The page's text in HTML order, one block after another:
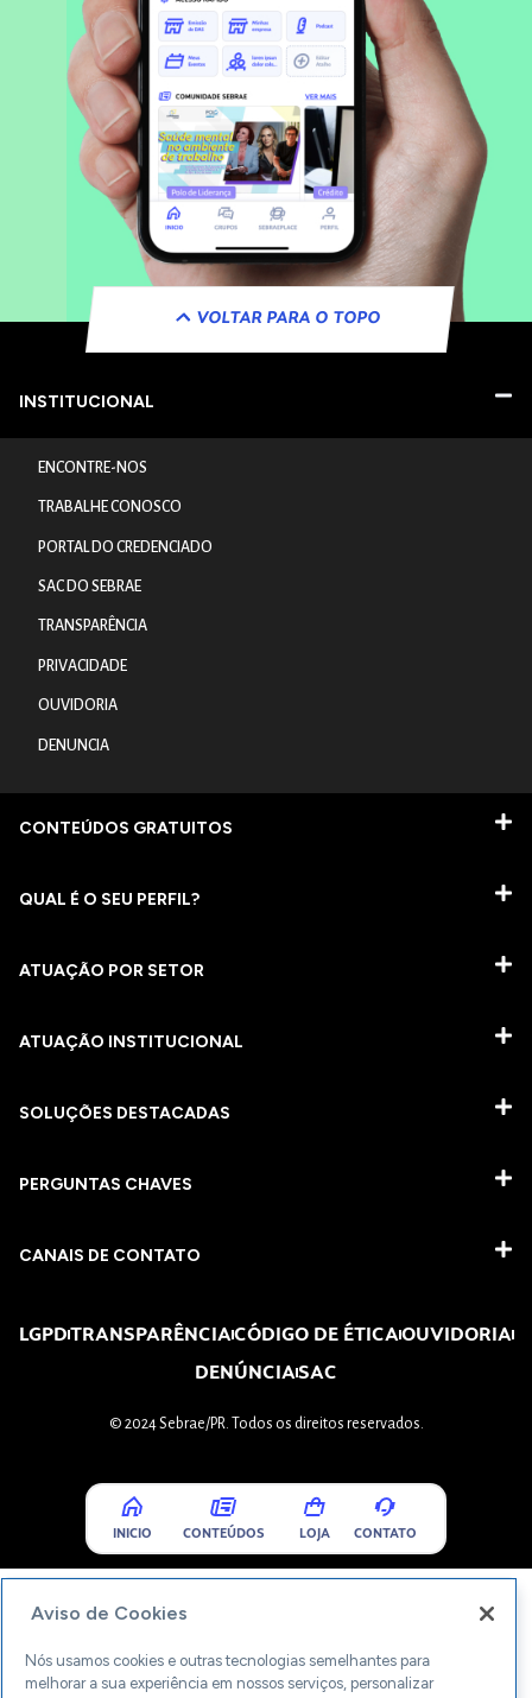
VOLTAR PARA O TOPO
INSTITUCIONAL
ENCONTRE-NOS
TRABALHE CONOSCO
PORTAL DO CREDENCIADO
SAC DO SEBRAE
TRANSPARÊNCIA
PRIVACIDADE
OUVIDORIA
DENUNCIA
CONTEÚDOS GRATUITOS
QUAL É O SEU PERFIL?
ATUAÇÃO POR SETOR
ATUAÇÃO INSTITUCIONAL
SOLUÇÕES DESTACADAS
PERGUNTAS CHAVES​
CANAIS DE CONTATO
LGPDTRANSPARÊNCIACÓDIGO DE ÉTICAOUVIDORIA
DENÚNCIASAC
© 2024 Sebrae/PR. Todos os direitos reservados.
INICIO CONTEÚDOS LOJA CONTATO
Aviso de Cookies
Nós usamos cookies e outras tecnologias semelhantes para
melhorar a sua experiência em nossos serviços, personalizar